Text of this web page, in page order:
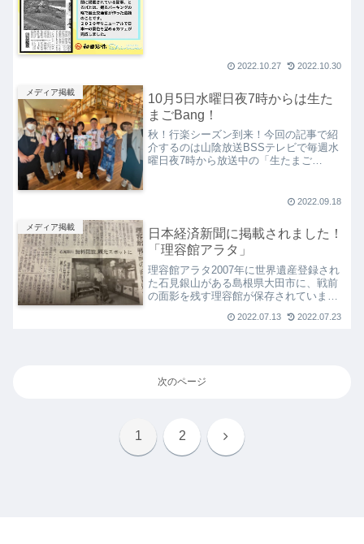
2022.10.27 2022.10.30
メディア掲載
10月5日水曜日夜7時からは生た
まごBang！
秋！行楽シーズン到来！今回の記事で紹
介するのは山陰放送BSSテレビで毎週水
曜日夜7時から放送中の「生たまご
ていただいた時の様子。いつも見ている
2022.09.18
メディア掲載
日本経済新聞に掲載されました！
「理容館アラタ」
理容館アラタ2007年に世界遺産登録され
た石見銀山がある島根県大田市に、戦前
の面影を残す理容館が保存されていま
昭和初期にかけて地元の荒田夫妻が開業
2022.07.13 2022.07.23
次のページ
1 2 次